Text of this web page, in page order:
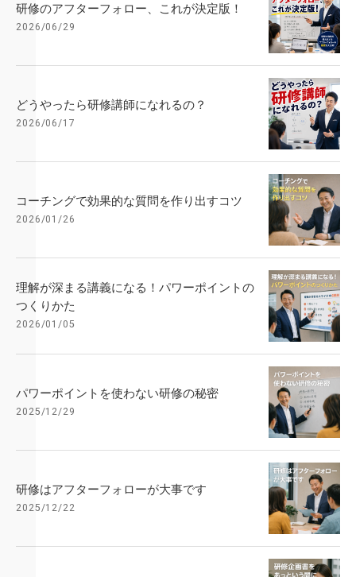
研修のアフターフォロー、これが決定版！
2026/06/29
どうやったら研修講師になれるの？
2026/06/17
コーチングで効果的な質問を作り出すコツ
2026/01/26
理解が深まる講義になる！パワーポイントの
つくりかた
2026/01/05
パワーポイントを使わない研修の秘密
2025/12/29
研修はアフターフォローが大事です
2025/12/22